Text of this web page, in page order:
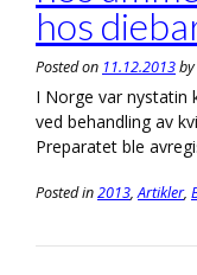
hos
Posted on 11.12.2013by
I Norge var nystatin
ved behandling av
Preparatet ble
Posted in2013,Artikler,